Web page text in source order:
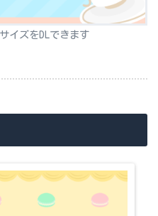
イズをDLできます